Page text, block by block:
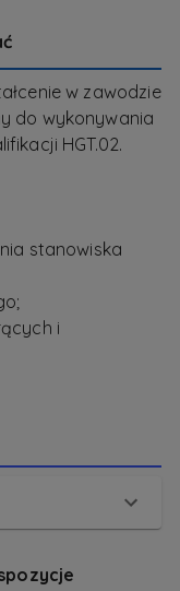
w zawodzie
do wykonywania
HGT.02.
stanowiska
i